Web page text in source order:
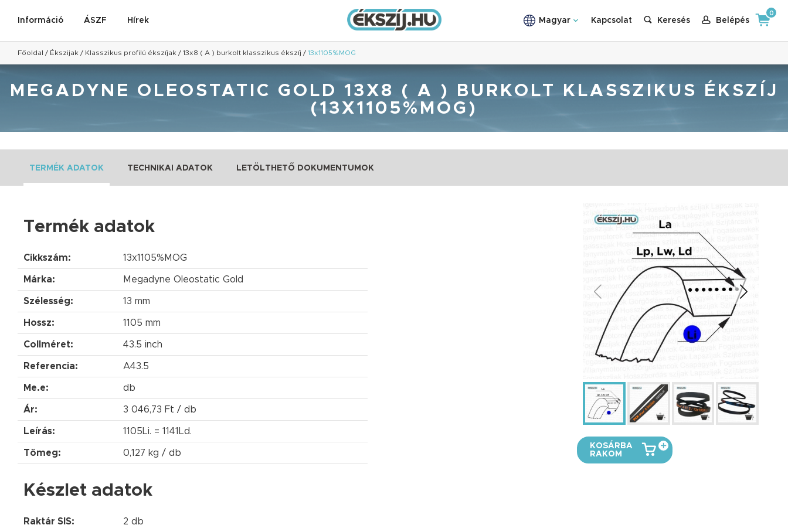
Információ ÁSZF Hírek Magyar Kapcsolat Keresés Belépés
0
Főoldal / Ékszijak / Klasszikus profilú ékszíjak / 13x8 ( A ) burkolt klasszikus ékszíj / 13x1105%MOG
MEGADYNE OLEOSTATIC GOLD 13X8 ( A ) BURKOLT KLASSZIKUS ÉKSZÍJ
(13X1105%MOG)
TERMÉK ADATOK TECHNIKAI ADATOK LETÖLTHETŐ DOKUMENTUMOK
Termék adatok
Cikkszám: 13x1105%MOG
Márka: Megadyne Oleostatic Gold
Szélesség: 13 mm
Hossz: 1105 mm
Collméret: 43.5 inch
Referencia: A43.5
Me.e: db
Ár: 3 046,73 Ft / db
Leírás: 1105Li. = 1141Ld.
Tömeg: 0,127 kg / db
Készlet adatok
Raktár SIS: 2 db
KOSÁRBA
RAKOM